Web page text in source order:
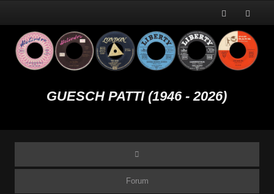
GUESCH PATTI (1946 - 2026)
Forum